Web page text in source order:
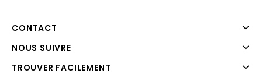
CONTACT
NOUS SUIVRE
TROUVER FACILEMENT